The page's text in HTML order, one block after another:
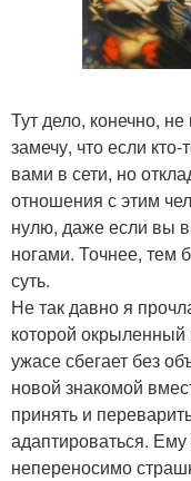
Тут дело, конечно,
замечу, что если
вами в сети, но
отношения с этим
нулю, даже если вы
ногами. Точнее, тем
суть.
Не так давно я
которой окрыленный
ужасе сбегает без
новой знакомой
принять и
адаптироваться.
непереносимо